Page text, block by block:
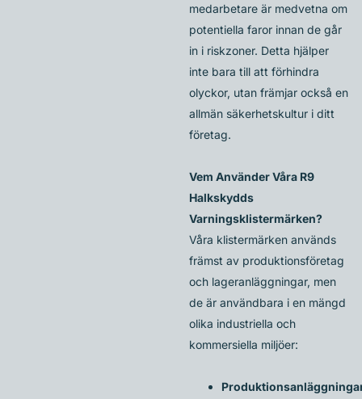
medarbetare är medvetna om
potentiella faror innan de går
in i riskzoner. Detta hjälper
inte bara till att förhindra
olyckor, utan främjar också en
allmän säkerhetskultur i ditt
företag.
Vem Använder Våra R9
Halkskydds
Varningsklistermärken?
Våra klistermärken används
främst av produktionsföretag
och lageranläggningar, men
de är användbara i en mängd
olika industriella och
kommersiella miljöer: